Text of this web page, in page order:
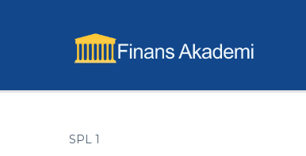
SPL 1